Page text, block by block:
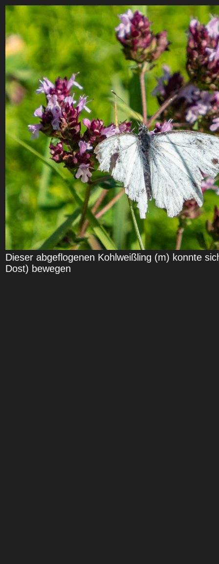
Dieser abgeflogenen Kohlweißling (m) konnte
Dost) bewegen